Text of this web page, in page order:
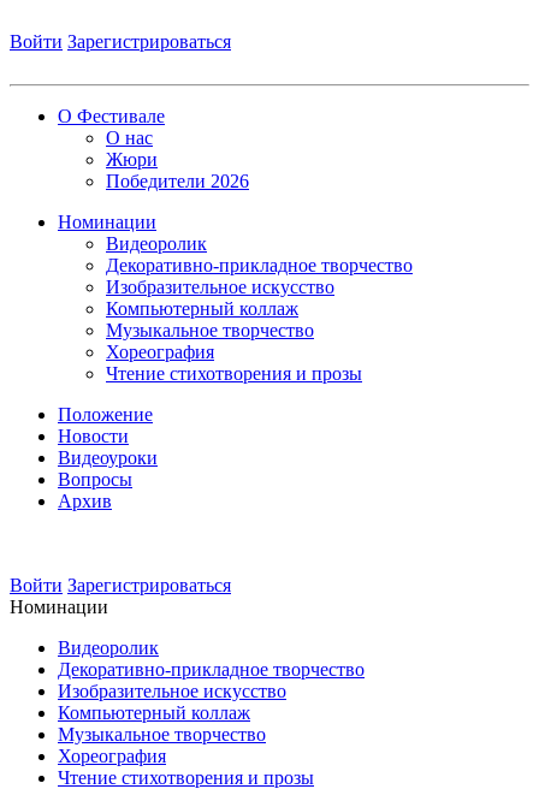
Войти Зарегистрироваться
О Фестивале
О нас
Жюри
Победители 2026
Номинации
Видеоролик
Декоративно-прикладное творчество
Изобразительное искусство
Компьютерный коллаж
Музыкальное творчество
Хореография
Чтение стихотворения и прозы
Положение
Новости
Видеоуроки
Вопросы
Архив
Войти Зарегистрироваться
Номинации
Видеоролик
Декоративно-прикладное творчество
Изобразительное искусство
Компьютерный коллаж
Музыкальное творчество
Хореография
Чтение стихотворения и прозы